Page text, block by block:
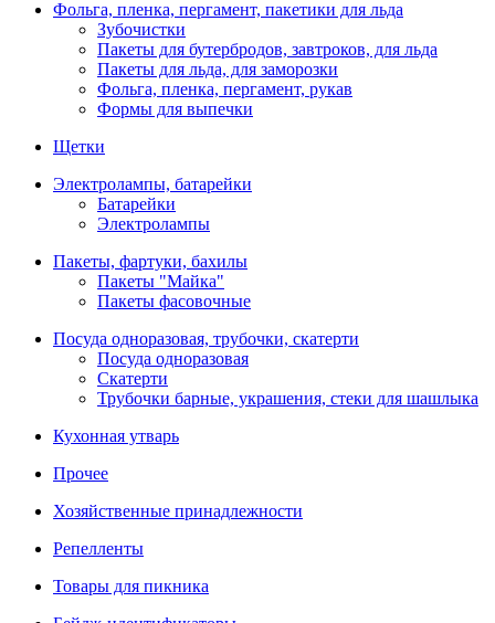
Фольга, пленка, пергамент, пакетики для льда
Зубочистки
Пакеты для бутербродов, завтроков, для льда
Пакеты для льда, для заморозки
Фольга, пленка, пергамент, рукав
Формы для выпечки
Щетки
Электролампы, батарейки
Батарейки
Электролампы
Пакеты, фартуки, бахилы
Пакеты "Майка"
Пакеты фасовочные
Посуда одноразовая, трубочки, скатерти
Посуда одноразовая
Скатерти
Трубочки барные, украшения, стеки для шашлыка
Кухонная утварь
Прочее
Хозяйственные принадлежности
Репелленты
Товары для пикника